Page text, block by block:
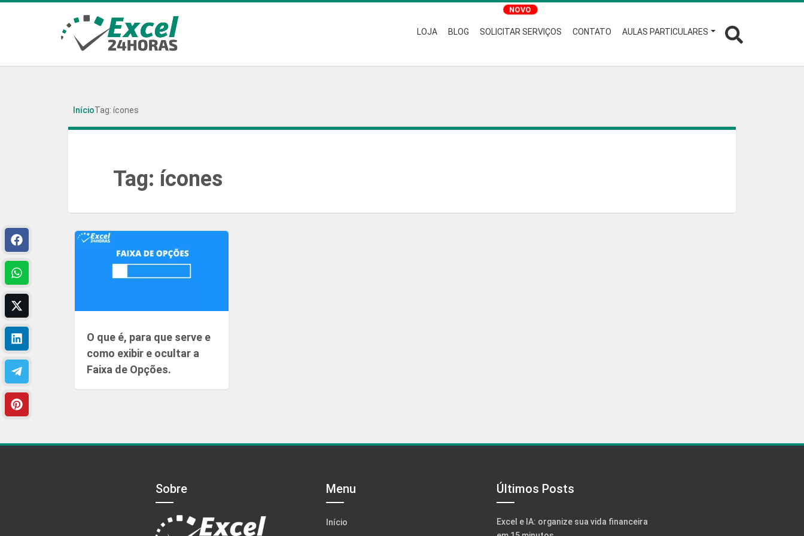
LOJA BLOG SOLICITAR SERVIÇOS CONTATO AULAS PARTICULARES
InícioTag: ícones
Tag: ícones
O que é, para que serve e
como exibir e ocultar a
Faixa de Opções.
Sobre Menu
Início
Últimos Posts
Excel e IA: organize sua vida financeira